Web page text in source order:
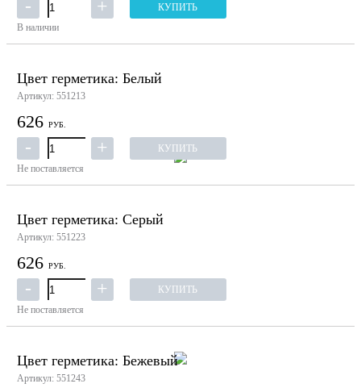
КУПИТЬ
В наличии
Цвет герметика: Белый
Артикул: 551213
626 РУБ.
КУПИТЬ
Не поставляется
Цвет герметика: Серый
Артикул: 551223
626 РУБ.
КУПИТЬ
Не поставляется
Цвет герметика: Бежевый
Артикул: 551243